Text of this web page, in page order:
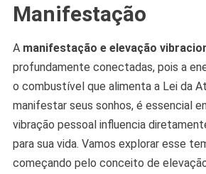
Manifestação
A manifestação e elevação
profundamente conectadas, pois a
o combustível que alimenta a Lei da
manifestar seus sonhos, é essencial
vibração pessoal influencia
para sua vida. Vamos explorar esse
começando pelo conceito de